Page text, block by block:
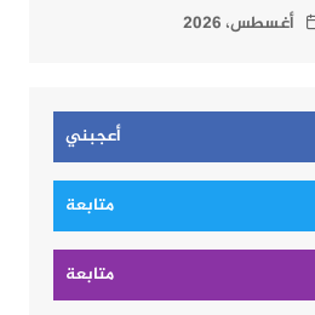
أعجبني
متابعة
متابعة